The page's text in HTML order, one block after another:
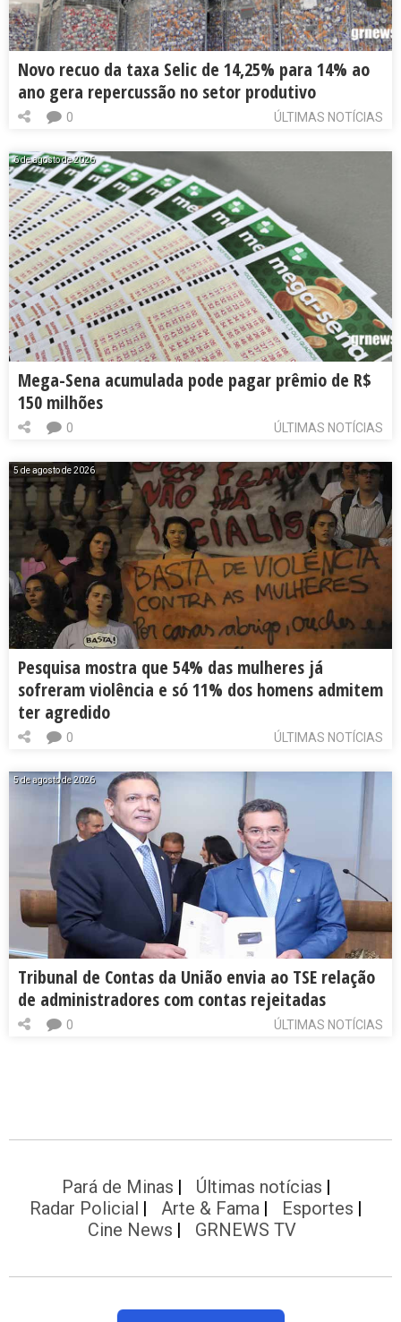
Novo recuo da taxa Selic de 14,25% para 14% ao
ano gera repercussão no setor produtivo
ÚLTIMAS NOTÍCIAS
0
6 de agosto de 2026
Mega-Sena acumulada pode pagar prêmio de R$
150 milhões
ÚLTIMAS NOTÍCIAS
0
5 de agosto de 2026
Pesquisa mostra que 54% das mulheres já
sofreram violência e só 11% dos homens admitem
ter agredido
ÚLTIMAS NOTÍCIAS
0
5 de agosto de 2026
Tribunal de Contas da União envia ao TSE relação
de administradores com contas rejeitadas
ÚLTIMAS NOTÍCIAS
0
Pará de Minas
Últimas notícias
Radar Policial
Arte & Fama
Esportes
Cine News
GRNEWS TV